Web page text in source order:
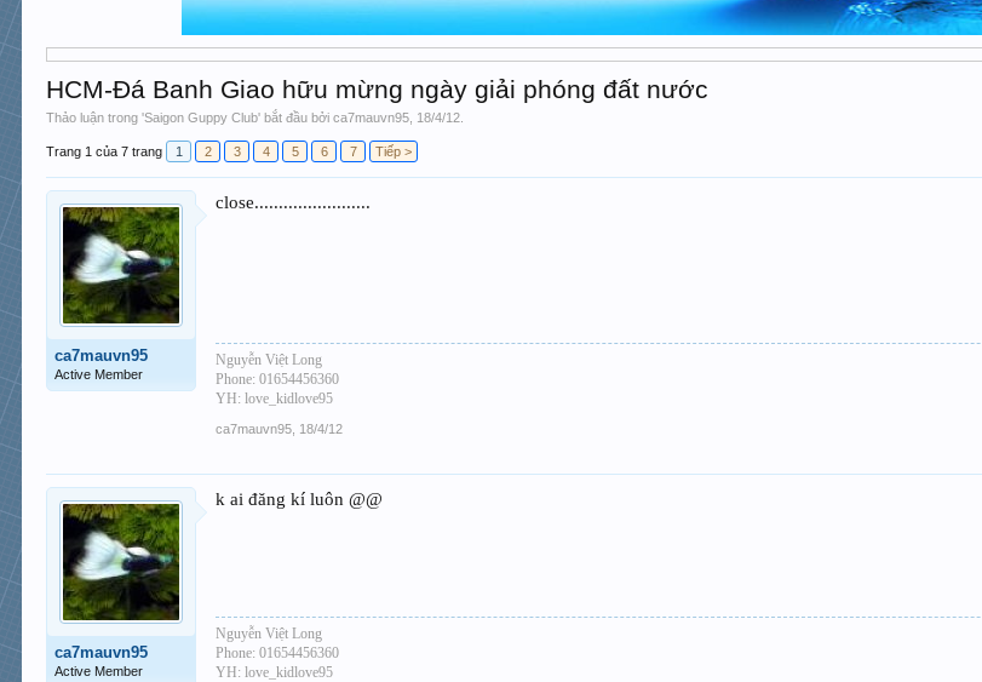
HCM-Đá Banh Giao hữu mừng ngày giải phóng đất nước
Thảo luận trong 'Saigon Guppy Club' bắt đầu bởica7mauvn95 18/4/12
Trang 1 của 7 trang 1 2 3 4 5 6 7 Tiếp >
ca7mauvn95
Active Member
close........................
Nguyễn Việt Long
Phone: 01654456360
YH: love_kidlove95
ca7mauvn95 18/4/12
ca7mauvn95
Active Member
k ai đăng kí luôn @@
Nguyễn Việt Long
Phone: 01654456360
YH: love_kidlove95